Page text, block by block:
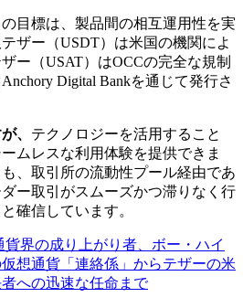
目標は、製品間の相互運用性を実
ザー（USDT）は米国の機関によ
ー（USAT）はOCCの完全な規制
Digital Bankを通じて発行さ
、 テクノロジーを活用すること
ムレスな利用体験を提供できま
、取引所の流動性プール経由であ
ー取引がスムーズかつ滞りなく行
確信しています。
貨界の成り上がり者、ボー・ハイ
想通貨「連絡係」からテザーの米
への迅速な任命まで